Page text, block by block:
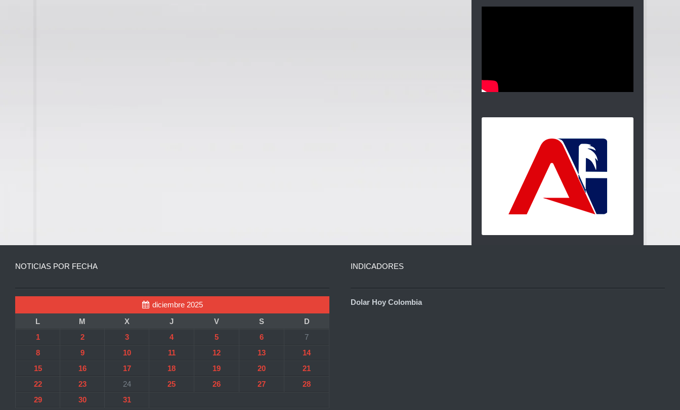
NOTICIAS POR FECHA
diciembre 2025
L
M X J V S
D
1
2 3 4 5 6
7
8
9 10 11 12 13
14
15
16 17 18 19 20
21
22
23 24 25 26 27
28
29
30
31
INDICADORES
Dolar Hoy Colombia